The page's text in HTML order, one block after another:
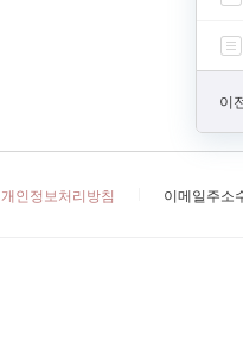
이
개인정보처리방침 이메일주소